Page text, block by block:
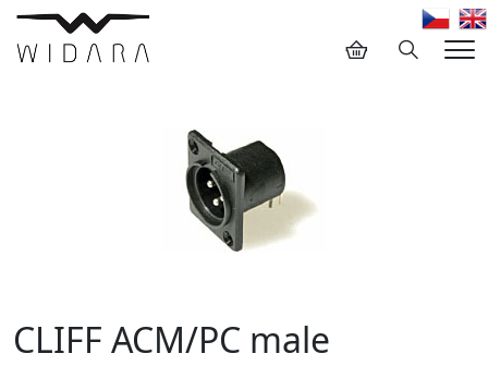
Hledání
CLIFF ACM/PC male